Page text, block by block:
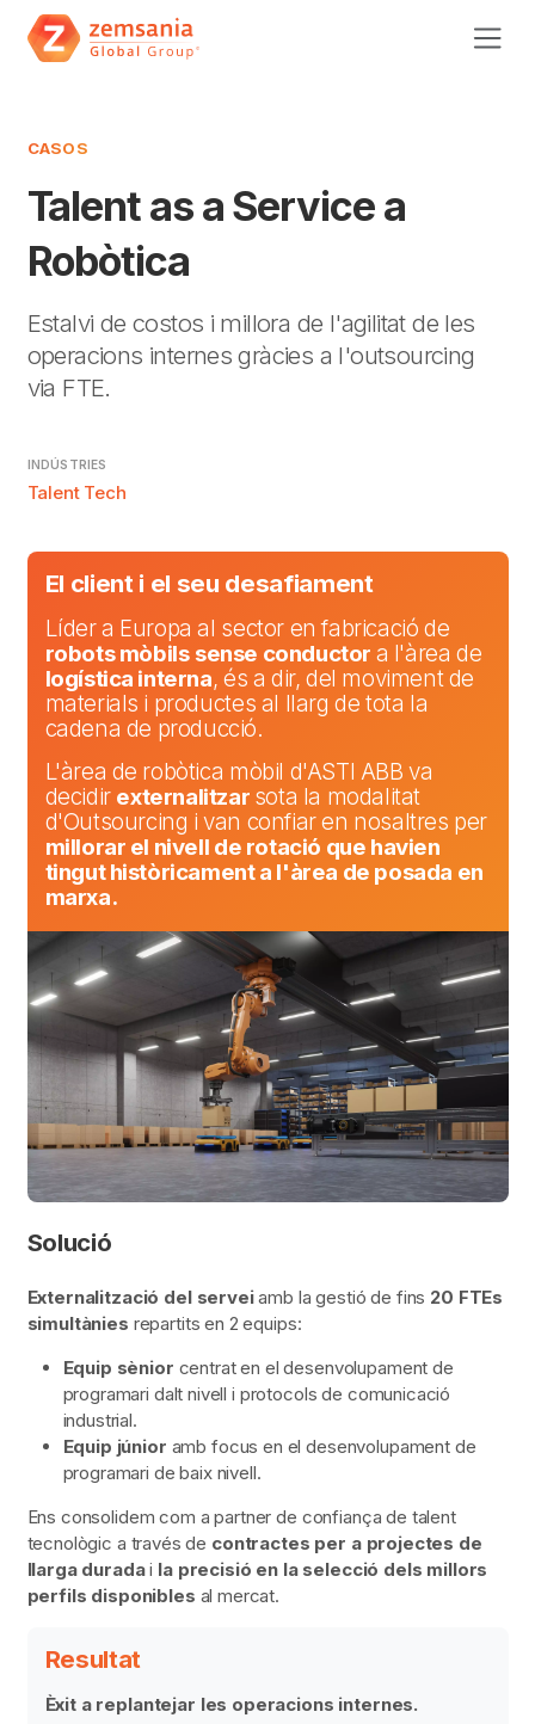
CASOS
Talent as a Service a
Robòtica
Estalvi de costos i millora de l'agilitat de les
operacions internes gràcies a l'outsourcing
via FTE.
INDÚSTRIES
Talent Tech
El client i el seu desafiament
Líder a Europa al sector en fabricació de
robots mòbils sense conductor a l'àrea de
logística interna, és a dir, del moviment de
materials i productes al llarg de tota la
cadena de producció.
L'àrea de robòtica mòbil d'ASTI ABB va
decidir externalitzar sota la modalitat
d'Outsourcing i van confiar en nosaltres per
millorar el nivell de rotació que havien
tingut històricament a l'àrea de posada en
marxa.
Solució
Externalització del serveiamb la gestió de fins 20 FTEs
simultànies repartits en 2 equips:
Equip sènior centrat en el desenvolupament de
programari dalt nivell i protocols de comunicació
industrial.
Equip júnior amb focus en el desenvolupament de
programari de baix nivell.
Ens consolidem com a partner de confiança de talent
tecnològic a través de contractes per a projectes de
llarga duradai la precisió en la selecció dels millors
perfils disponibles al mercat.
Resultat
Èxit a replantejar les operacions internes.